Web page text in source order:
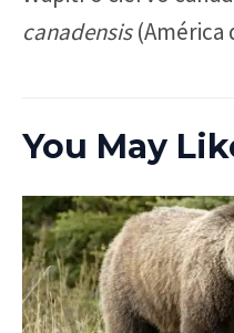
canadensis(América
You May